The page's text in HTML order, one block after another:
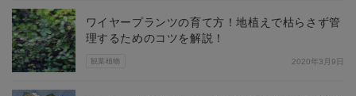
観葉植物
ワイヤープランツの育て方！地植えで枯らさず管
理するためのコツを解説！
2020年3月9日